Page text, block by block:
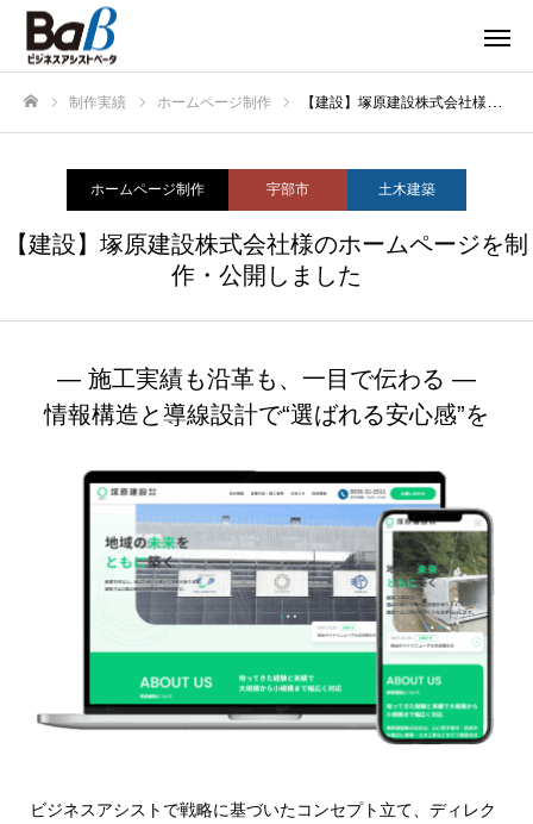
制作実績 ホームページ制作 【建設】塚原建設株式会社様のホームページを制作・公開しました
ホームページ制作 宇部市 土木建築
【建設】塚原建設株式会社様のホームページを制
作・公開しました
― 施工実績も沿革も、一目で伝わる ―
情報構造と導線設計で“選ばれる安心感”を
ビジネスアシストで戦略に基づいたコンセプト立て、ディレク